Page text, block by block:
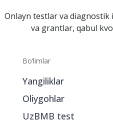
Onlayn testlar va diagnostik
va grantlar, qabul
Bo‘limlar
Yangiliklar
Oliygohlar
UzBMB test